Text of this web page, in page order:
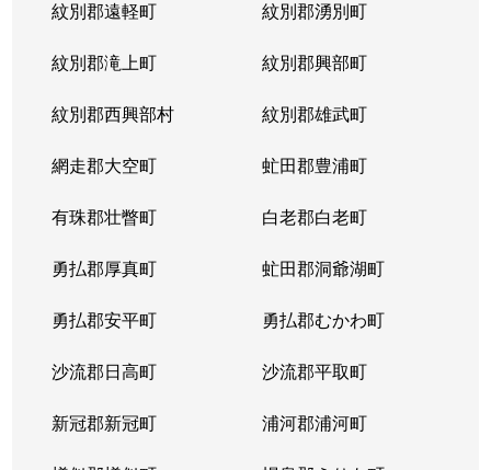
紋別郡遠軽町 紋別郡湧別町
紋別郡滝上町 紋別郡興部町
紋別郡西興部村 紋別郡雄武町
網走郡大空町 虻田郡豊浦町
有珠郡壮瞥町 白老郡白老町
勇払郡厚真町 虻田郡洞爺湖町
勇払郡安平町 勇払郡むかわ町
沙流郡日高町 沙流郡平取町
新冠郡新冠町 浦河郡浦河町